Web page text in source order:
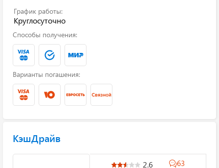
График работы:
Круглосуточно
Способы получения:
Варианты погашения:
КэшДрайв
2.6 63